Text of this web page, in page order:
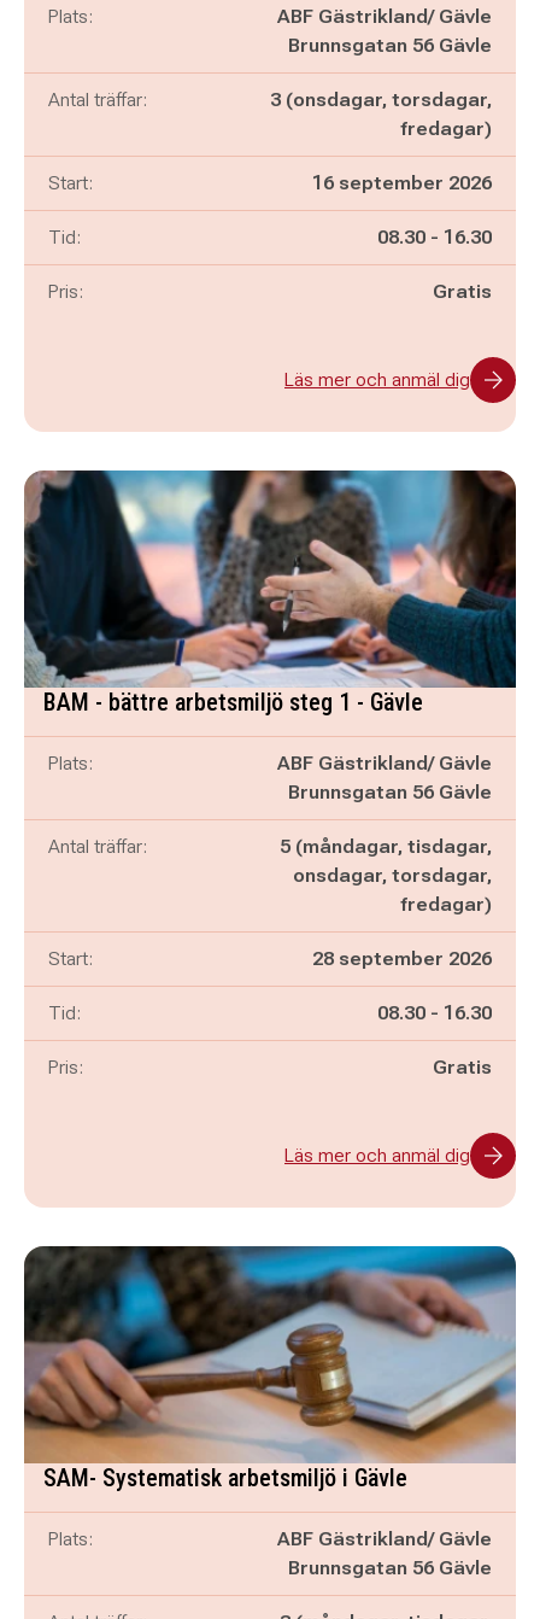
Plats:
ABF Gästrikland/ Gävle
Brunnsgatan 56 Gävle
Antal träffar:
3 (onsdagar, torsdagar,
fredagar)
Start: 16 september 2026
Tid: Pågår mellan
08.30 - och
16.30
Pris: Gratis
Läs mer och anmäl dig
BAM - bättre arbetsmiljö steg 1 - Gävle
Plats:
ABF Gästrikland/ Gävle
Brunnsgatan 56 Gävle
Antal träffar:
5 (måndagar, tisdagar,
onsdagar, torsdagar,
fredagar)
Start: 28 september 2026
Tid: Pågår mellan
08.30 - och
16.30
Pris: Gratis
Läs mer och anmäl dig
SAM- Systematisk arbetsmiljö i Gävle
Plats:
ABF Gästrikland/ Gävle
Brunnsgatan 56 Gävle